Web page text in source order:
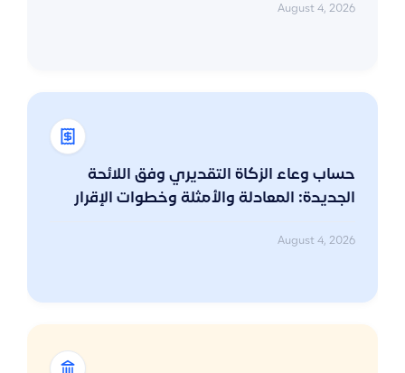
August 4, 2026
حساب وعاء الزكاة التقديري وفق اللائحة
الجديدة: المعادلة والأمثلة وخطوات الإقرار
August 4, 2026